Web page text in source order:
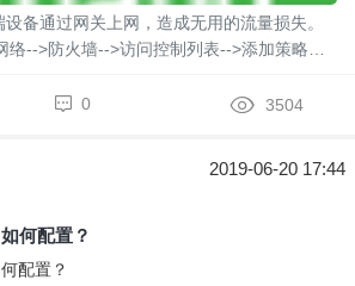
备通过网关上网，造成无用的流量损失。
-->防火墙-->访问控制列表-->添加策略之
0 3504
2019-06-20 17:44
何配置？